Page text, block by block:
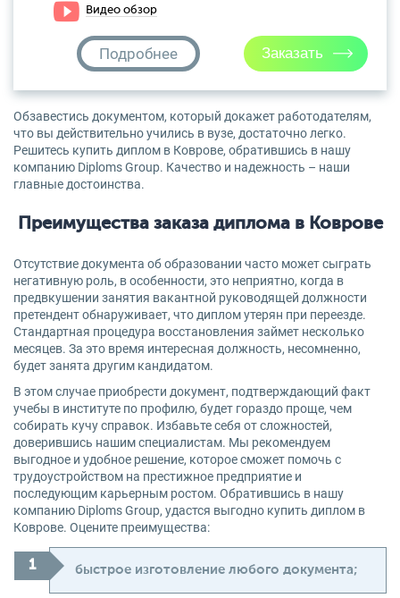
Видео обзор
Подробнее
Обзавестись документом, который докажет работодателям,
что вы действительно учились в вузе, достаточно легко.
Решитесь купить диплом в Коврове, обратившись в нашу
компанию Diploms Group. Качество и надежность – наши
главные достоинства.
Преимущества заказа диплома в Коврове
Отсутствие документа об образовании часто может сыграть
негативную роль, в особенности, это неприятно, когда в
предвкушении занятия вакантной руководящей должности
претендент обнаруживает, что диплом утерян при переезде.
Стандартная процедура восстановления займет несколько
месяцев. За это время интересная должность, несомненно,
будет занята другим кандидатом.
В этом случае приобрести документ, подтверждающий факт
учебы в институте по профилю, будет гораздо проще, чем
собирать кучу справок. Избавьте себя от сложностей,
доверившись нашим специалистам. Мы рекомендуем
выгодное и удобное решение, которое сможет помочь с
трудоустройством на престижное предприятие и
последующим карьерным ростом. Обратившись в нашу
компанию Diploms Group, удастся выгодно купить диплом в
Коврове. Оцените преимущества:
быстрое изготовление любого документа;